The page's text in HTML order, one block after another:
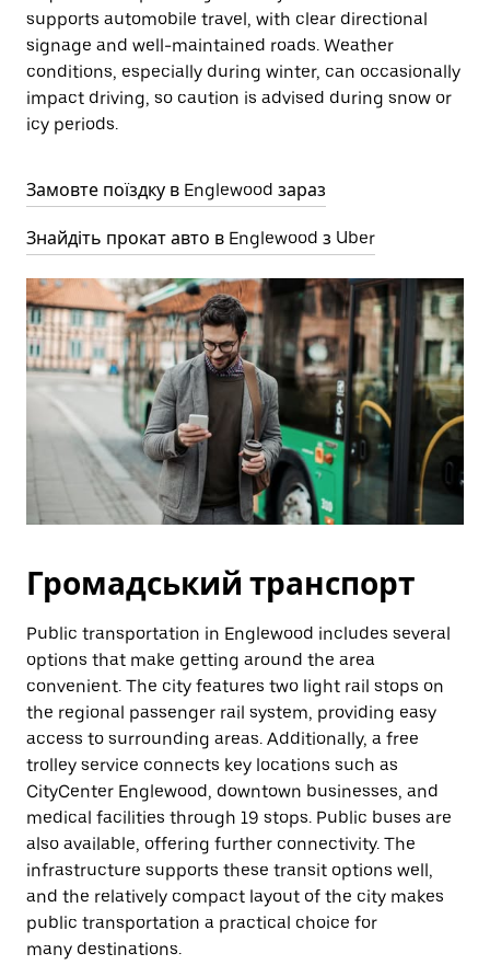
supports automobile travel, with clear directional
signage and well-maintained roads. Weather
conditions, especially during winter, can occasionally
impact driving, so caution is advised during snow or
icy periods.
Замовте поїздку в Englewood зараз
Знайдіть прокат авто в Englewood з Uber
Громадський транспорт
Public transportation in Englewood includes several
options that make getting around the area
convenient. The city features two light rail stops on
the regional passenger rail system, providing easy
access to surrounding areas. Additionally, a free
trolley service connects key locations such as
CityCenter Englewood, downtown businesses, and
medical facilities through 19 stops. Public buses are
also available, offering further connectivity. The
infrastructure supports these transit options well,
and the relatively compact layout of the city makes
public transportation a practical choice for
many destinations.